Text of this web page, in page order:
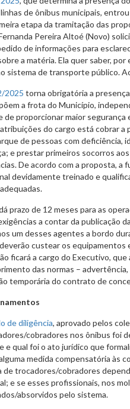
de ônibus municipais,
etapa da tramitação das
Pereira Altoé (Novo)
de informações para
a matéria. Ela quer saber,
sistema de transporte público.
2025 torna obrigatória a
a frota do Município,
de proporcionar maior
do cargo está cobrar a
de pessoas com deficiência,
e prestar primeiros socorros
De acordo com a proposta, a
devidamente treinado e
prazo de 12 meses para as
a contar da publicação
um desses agentes a bordo
custear os equipamentos
ficará a cargo do Executivo,
das normas –
temporária do contrato de
de diligência, aprovado pelos
cobradores nos ônibus foi
e qual foi o ato jurídico que
medida compensatória às
de trocadores/cobradores
e se esses profissionais, nos
absorvidos pelo sistema.